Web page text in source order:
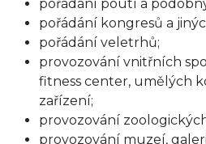
pořádání poutí a
pořádání kongresů a
pořádání veletrhů;
provozování vnitřních
fitness center, umělých
zařízení;
provozování
provozování muzeí,